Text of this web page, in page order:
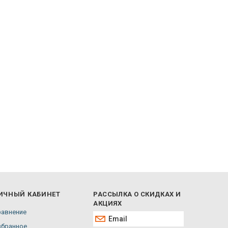
КАБИНЕТ
РАССЫЛКА О СКИДКАХ И
АКЦИЯХ